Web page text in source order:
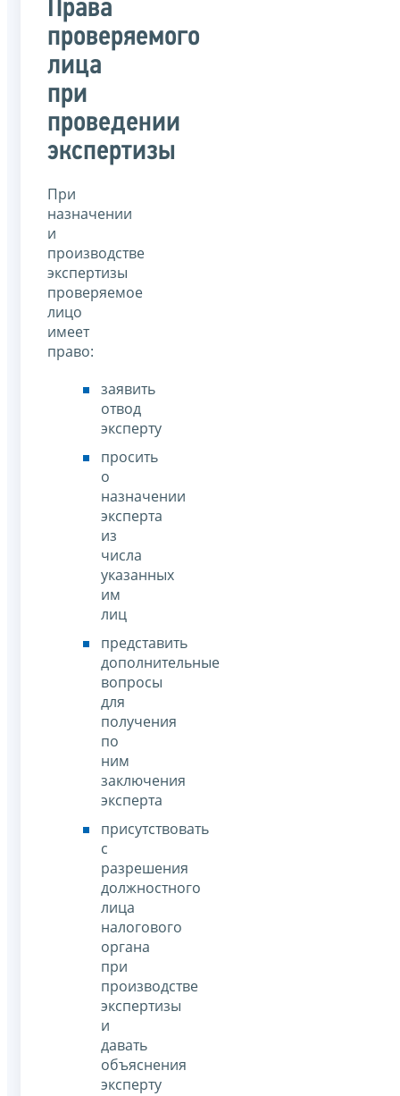
Права
проверяемого
лица
при
проведении
экспертизы
При
назначении
и
производстве
экспертизы
проверяемое
лицо
имеет
право:
заявить
отвод
эксперту
просить
о
назначении
эксперта
из
числа
указанных
им
лиц
представить
дополнительные
вопросы
для
получения
по
ним
заключения
эксперта
присутствовать
с
разрешения
должностного
лица
налогового
органа
при
производстве
экспертизы
и
давать
объяснения
эксперту